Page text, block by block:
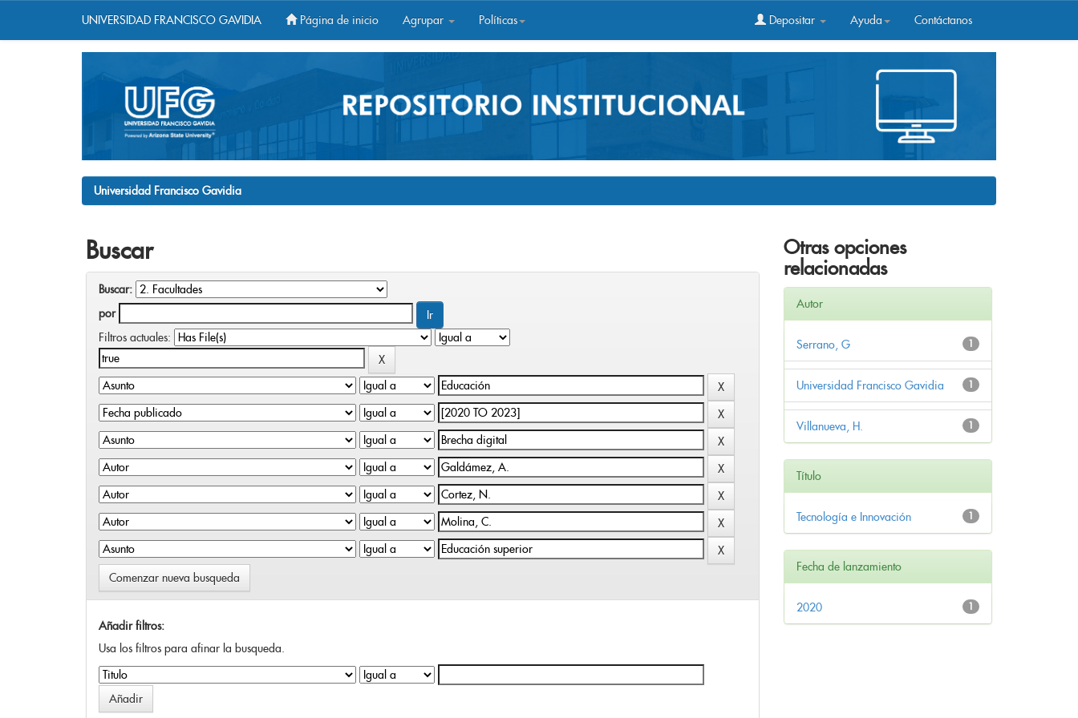
UNIVERSIDAD FRANCISCO GAVIDIA Página de inicio Agrupar Políticas Depositar Ayuda Contáctanos
Universidad Francisco Gavidia
Buscar
Buscar:
por
Filtros actuales:
Comenzar nueva busqueda
Añadir filtros:
Usa los filtros para afinar la busqueda.
Otras opciones
relacionadas
Autor
1
Serrano, G
1
Universidad Francisco Gavidia
1
Villanueva, H.
Título
1
Tecnología e Innovación
Fecha de lanzamiento
1
2020